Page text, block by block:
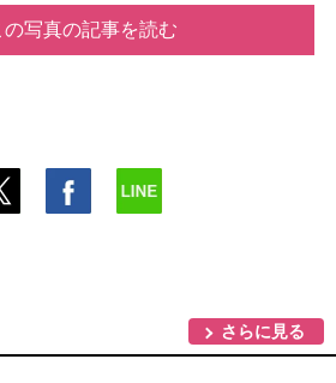
の写真の記事を読む
さらに見る